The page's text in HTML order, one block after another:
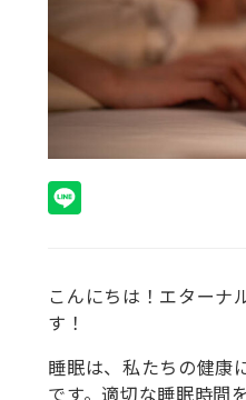
こんにちは！エターナ
す！
睡眠は、私たちの健康
です。適切な睡眠時間